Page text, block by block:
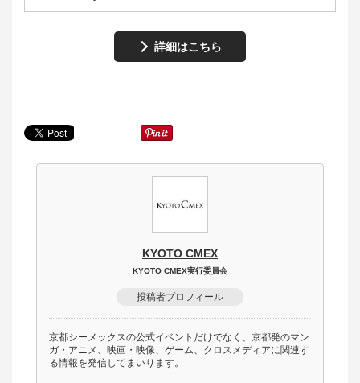
詳細はこちら
KYOTO CMEX
KYOTO CMEX実行委員会
投稿者プロフィール
京都シーメックスの公式イベントだけでなく、京都発のマン
ガ・アニメ、映画・映像、ゲーム、クロスメディアに関連す
る情報を発信してまいります。